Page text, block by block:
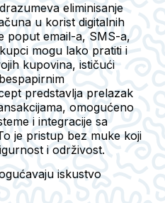
eliminisanje
u korist digitalnih
poput email-a, SMS-a,
mogu lako pratiti i
kupovina, ističući
predstavlja prelazak
omogućeno
i integracije sa
je pristup bez muke koji
i održivost.
iskustvo